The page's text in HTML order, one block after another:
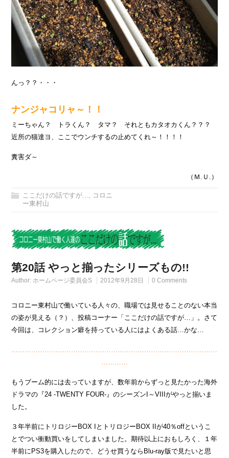
んっ？？・・・
ナンジャコリャ～！！
ミーちゃん？ トラくん？ タマ？ それともカタオカくん？？？
近所の猫達ヨ、ここでウンチするの止めてくれ～！！！！
糞害ダ～
（Ｍ.Ｕ.）
ここだけの話ですが...
コロニ
ー東村山
第20話 やっと揃ったシリーズもの!!
Author:ホームページ委員会S 2012年9月28日 0 Comments
コロニー東村山で働いている人々の、職場では見せることのない本当
の姿が見える（？）、投稿コーナー「ここだけの話ですが…」。さて
今回は、コレクション癖を持っている人にはよくある話…かな…
もうブーム的には去っていますが、数年前からずっと見たかった海外
ドラマの『24 -TWENTY FOUR-』のシーズンI～VIIIがやっと揃いま
した。
３年半前にトリロジーBOX IとトリロジーBOX IIが40％offというこ
とでつい衝動買いをしてしまいました。期待以上におもしろく、１年
半前にPS3を購入したので、どうせ買うならBlu-ray版で見たいと思